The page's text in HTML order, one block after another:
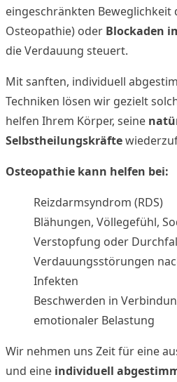
eingeschränkten Beweglichkeit
Osteopathie) oder Blockaden
die Verdauung steuert.
Mit sanften, individuell
Techniken lösen wir gezielt
helfen Ihrem Körper, seine
Selbstheilungskräfte
Osteopathie kann helfen bei:
Reizdarmsyndrom (RDS)
Blähungen, Völlegefühl,
Verstopfung oder
Verdauungsstörungen
Infekten
Beschwerden in
emotionaler Belastung
Wir nehmen uns Zeit für eine
und eine individuell